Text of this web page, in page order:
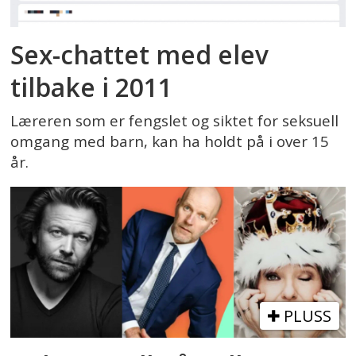
Sex-chattet med elev
tilbake i 2011
Læreren som er fengslet og siktet for seksuell
omgang med barn, kan ha holdt på i over 15
år.
PLUSS